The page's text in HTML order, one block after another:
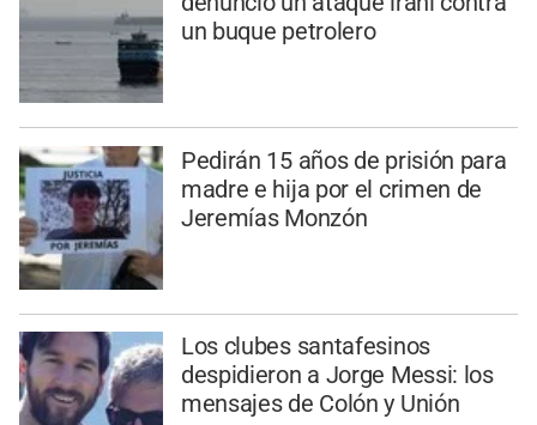
un buque petrolero
Pedirán 15 años de prisión para
madre e hija por el crimen de
Jeremías Monzón
Los clubes santafesinos
despidieron a Jorge Messi: los
mensajes de Colón y Unión